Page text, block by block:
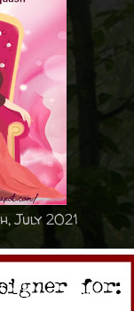
July 2021